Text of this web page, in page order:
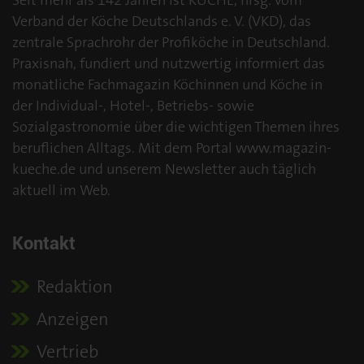
Verband der Köche Deutschlands e. V. (VKD), das
zentrale Sprachrohr der Profiköche in Deutschland.
Praxisnah, fundiert und nutzwertig informiert das
monatliche Fachmagazin Köchinnen und Köche in
der Individual-, Hotel-, Betriebs- sowie
Sozialgastronomie über die wichtigen Themen ihres
beruflichen Alltags. Mit dem Portal www.magazin-
kueche.de und unserem Newsletter auch täglich
aktuell im Web.
Kontakt
Redaktion
Anzeigen
Vertrieb